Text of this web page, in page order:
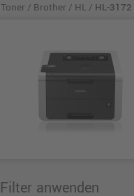
Toner Brother HL HL-3172
Filter anwenden